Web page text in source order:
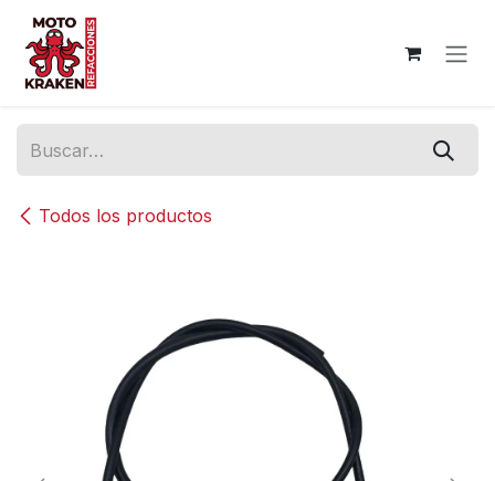
Ir al contenido
Todos los productos